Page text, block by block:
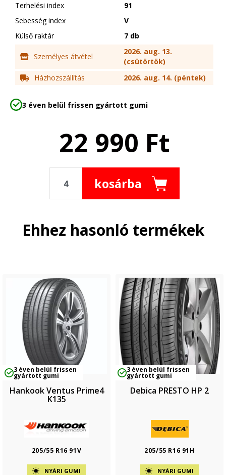
Terhelési index
91
Sebesség index
V
Külső raktár
7 db
Személyes átvétel
2026. aug. 13.
(csütörtök)
Házhozszállítás
2026. aug. 14. (péntek)
3 éven belül frissen gyártott gumi
22 990 Ft
kosárba
Ehhez hasonló termékek
3 éven belül frissen
gyártott gumi
Hankook Ventus Prime4
K135
205/55 R16 91V
NYÁRI GUMI
3 éven belül frissen
gyártott gumi
Debica PRESTO HP 2
205/55 R16 91H
NYÁRI GUMI